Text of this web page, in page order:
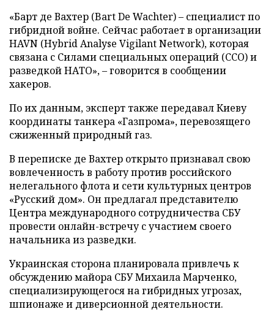
«Барт де Вахтер (Bart De Wachter) – специалист по
гибридной войне. Сейчас работает в организации
HAVN (Hybrid Analyse Vigilant Network), которая
связана с Силами специальных операций (ССО) и
разведкой НАТО», – говорится в сообщении
хакеров.
По их данным, эксперт также передавал Киеву
координаты танкера «Газпрома», перевозящего
сжиженный природный газ.
В переписке де Вахтер открыто признавал свою
вовлеченность в работу против российского
нелегального флота и сети культурных центров
«Русский дом». Он предлагал представителю
Центра международного сотрудничества СБУ
провести онлайн-встречу с участием своего
начальника из разведки.
Украинская сторона планировала привлечь к
обсуждению майора СБУ Михаила Марченко,
специализирующегося на гибридных угрозах,
шпионаже и диверсионной деятельности.